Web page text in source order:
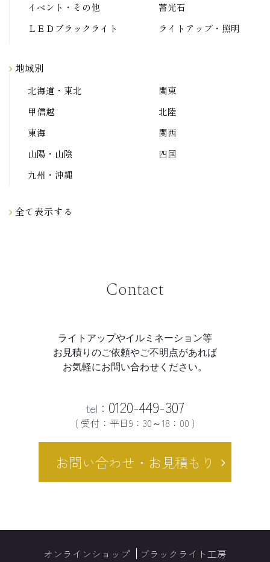
イベント・その他
蓄光石
ＬＥＤブラックライト
ライトアップ・照明
地域別
北海道・東北
関東
甲信越
北陸
東海
関西
山陽・山陰
四国
九州・沖縄
全て表示する
Contact
ライトアップやイルミネーション等
お見積りのご依頼やご不明点があれば
お気軽にお問い合わせください。
tel： 0120-449-307
( 受付：平日9：30～18：00 )
お問い合わせ・お見積もり
オンラインショップ ブラックライト工房